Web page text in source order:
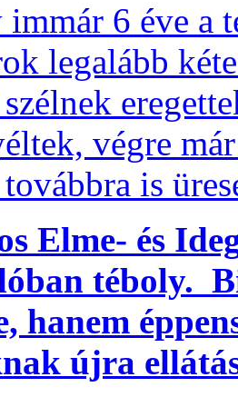
6 éve a
legalább
végre
is
Elme- és
téboly.
hanem
újra